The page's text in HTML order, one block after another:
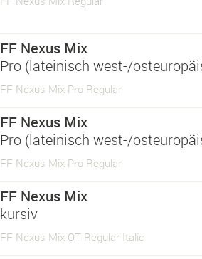
FF Nexus Mix
Pro (lateinisch west-/
FF Nexus Mix Pro Regular
FF Nexus Mix
Pro (lateinisch west-/
FF Nexus Mix Pro Regular
FF Nexus Mix
kursiv
FF Nexus Mix OT Regular Italic